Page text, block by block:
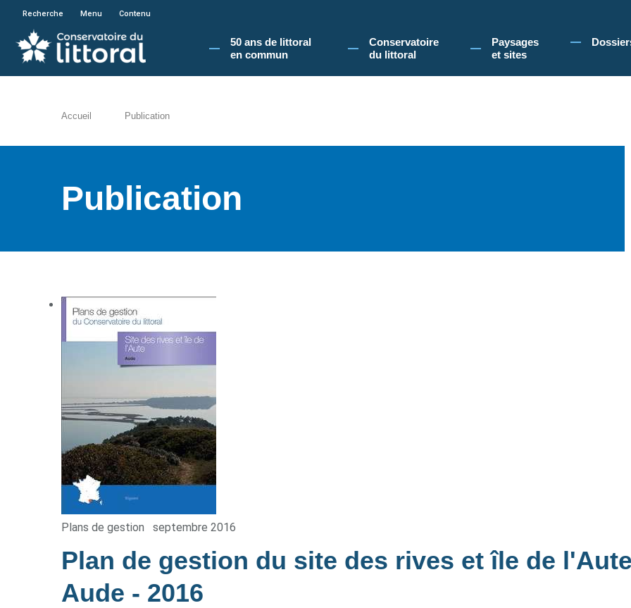
En poursuivant votre navigation sur le site du Conservatoire du littoral, vous acceptez l'utilisation de cookies pour vous
Recherche Menu Contenu
50 ans de littoral
en commun​
Conservatoire
du littoral
Paysages
et sites
Accueil Publication
Publication
Plans de gestion septembre 2016
Plan de gestion du site des rives et île de
Aude - 2016